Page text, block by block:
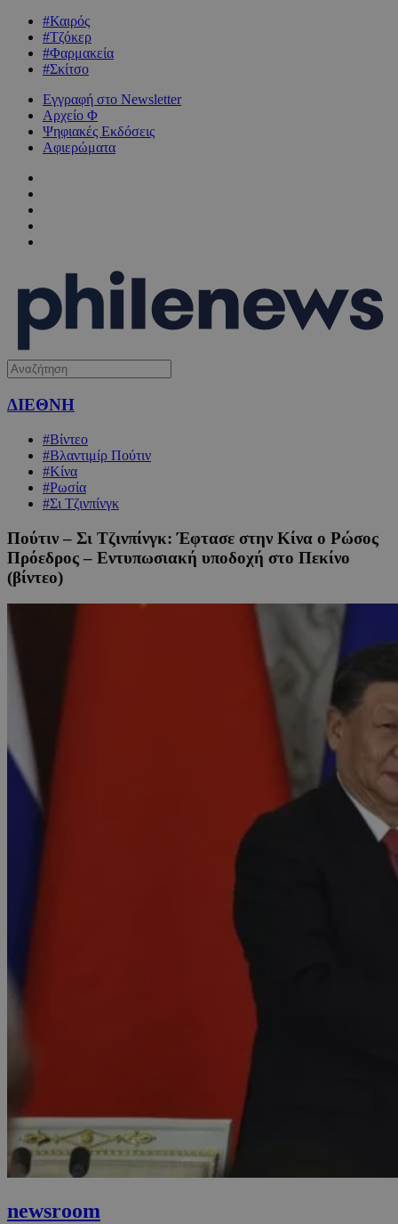
#Καιρός
#Τζόκερ
#Φαρμακεία
#Σκίτσο
Εγγραφή στο Newsletter
Αρχείο Φ
Ψηφιακές Εκδόσεις
Αφιερώματα
ΔΙΕΘΝΗ
#Βίντεο
#Βλαντιμίρ Πούτιν
#Κίνα
#Ρωσία
#Σι Τζινπίνγκ
Πούτιν – Σι Τζινπίνγκ: Έφτασε στην Κίνα ο Ρώσος
Πρόεδρος – Εντυπωσιακή υποδοχή στο Πεκίνο
(βίντεο)
newsroom